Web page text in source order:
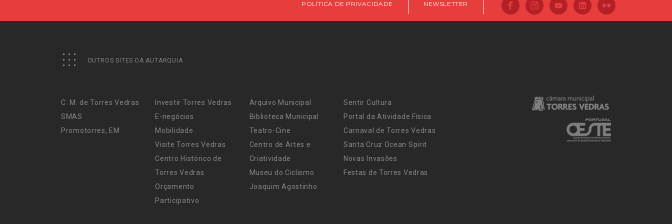
POLÍTICA DE PRIVACIDADE NEWSLETTER
OUTROS SITES DA AUTARQUIA
C. M. de Torres Vedras
SMAS
Promotorres, EM
Investir Torres Vedras
E-negócios
Mobilidade
Visite Torres Vedras
Centro Histórico de
Torres Vedras
Orçamento
Participativo
Arquivo Municipal
Biblioteca Municipal
Teatro-Cine
Centro de Artes e
Criatividade
Museu do Ciclismo
Joaquim Agostinho
Sentir Cultura
Portal da Atividade Física
Carnaval de Torres Vedras
Santa Cruz Ocean Spirit
Novas Invasões
Festas de Torres Vedras